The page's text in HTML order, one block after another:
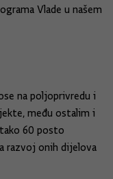
Vlade u našem
na poljoprivredu i
među ostalim i
60 posto
razvoj onih dijelova